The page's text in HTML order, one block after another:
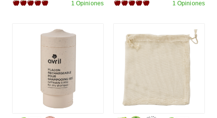
1 Opiniones 1 Opiniones